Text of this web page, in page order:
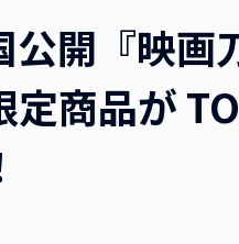
公開『映
定商品が